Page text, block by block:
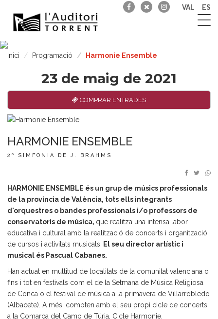
ES
VAL
Inici Programació Harmonie Ensemble
23 de maig de 2021
COMPRAR ENTRADES
HARMONIE ENSEMBLE
2ª SIMFONIA DE J. BRAHMS
HARMONIE ENSEMBLE és un grup de músics professionals
de la província de València, tots ells integrants
d'orquestres o bandes professionals i/o professors de
conservatoris de música, que realitza una intensa labor
educativa i cultural amb la realització de concerts i organització
de cursos i activitats musicals.
El seu director artístic i
musical és Pascual Cabanes.
Han actuat en multitud de localitats de la comunitat valenciana o
fins i tot en festivals com el de la Setmana de Música Religiosa
de Conca o el festival de música a la primavera de Villarrobledo
(Albacete). A més, compten amb el seu propi cicle de concerts
a la Comarca del Camp de Túria, Cicle Harmonie.